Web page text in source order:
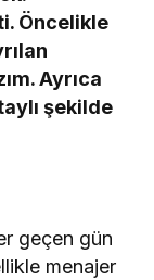
Öncelikle
Ayrıca
şekilde
geçen gün
menajer